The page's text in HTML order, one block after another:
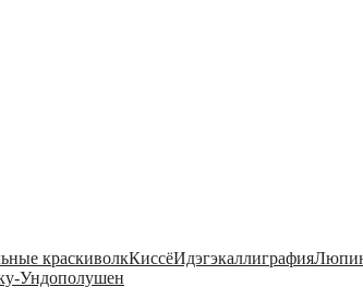
краскиволкКиссёИдэгэкаллиграфия
Ундополушен